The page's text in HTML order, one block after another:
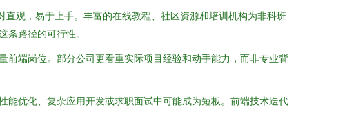
观，易于上手。丰富的在线教程、社区资源和培训机构为非科班
路径的可行性。
端岗位。部分公司更看重实际项目经验和动手能力，而非专业背
优化、复杂应用开发或求职面试中可能成为短板。前端技术迭代